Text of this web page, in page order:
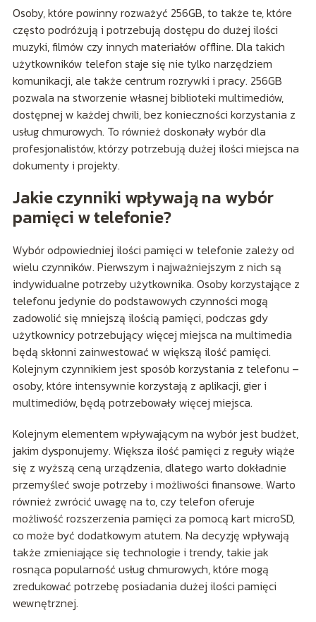
Osoby, które powinny rozważyć 256GB, to także te, które
często podróżują i potrzebują dostępu do dużej ilości
muzyki, filmów czy innych materiałów offline. Dla takich
użytkowników telefon staje się nie tylko narzędziem
komunikacji, ale także centrum rozrywki i pracy. 256GB
pozwala na stworzenie własnej biblioteki multimediów,
dostępnej w każdej chwili, bez konieczności korzystania z
usług chmurowych. To również doskonały wybór dla
profesjonalistów, którzy potrzebują dużej ilości miejsca na
dokumenty i projekty.
Jakie czynniki wpływają na wybór
pamięci w telefonie?
Wybór odpowiedniej ilości pamięci w telefonie zależy od
wielu czynników. Pierwszym i najważniejszym z nich są
indywidualne potrzeby użytkownika. Osoby korzystające z
telefonu jedynie do podstawowych czynności mogą
zadowolić się mniejszą ilością pamięci, podczas gdy
użytkownicy potrzebujący więcej miejsca na multimedia
będą skłonni zainwestować w większą ilość pamięci.
Kolejnym czynnikiem jest sposób korzystania z telefonu –
osoby, które intensywnie korzystają z aplikacji, gier i
multimediów, będą potrzebowały więcej miejsca.
Kolejnym elementem wpływającym na wybór jest budżet,
jakim dysponujemy. Większa ilość pamięci z reguły wiąże
się z wyższą ceną urządzenia, dlatego warto dokładnie
przemyśleć swoje potrzeby i możliwości finansowe. Warto
również zwrócić uwagę na to, czy telefon oferuje
możliwość rozszerzenia pamięci za pomocą kart microSD,
co może być dodatkowym atutem. Na decyzję wpływają
także zmieniające się technologie i trendy, takie jak
rosnąca popularność usług chmurowych, które mogą
zredukować potrzebę posiadania dużej ilości pamięci
wewnętrznej.